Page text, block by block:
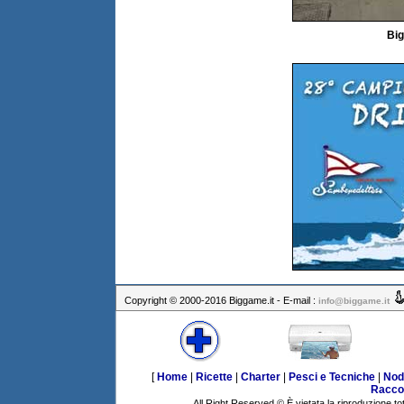
Copyright © 2000-2016 Biggame.it - E-mail : info@biggame.it
[ Home| Ricette| Charter| Pesci e Tecniche|